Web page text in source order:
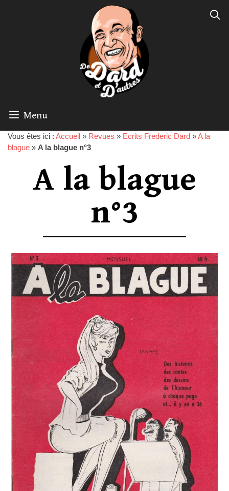
Menu
Vous êtes ici : Accueil » Revues » Ecrits Frederic Dard »A la
blague » A la blague n°3
A la blague
n°3